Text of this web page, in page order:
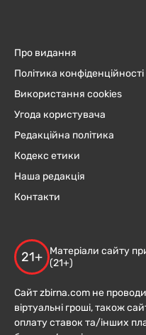
Про видання
Політика конфіденційності
Використання cookies
Угода користувача
Редакційна політика
Кодекс етики
Наша редакція
Контакти
21+
Матеріали сайту
(21+)
Сайт zbirna.com не
віртуальні гроші, також
оплату ставок та/інших